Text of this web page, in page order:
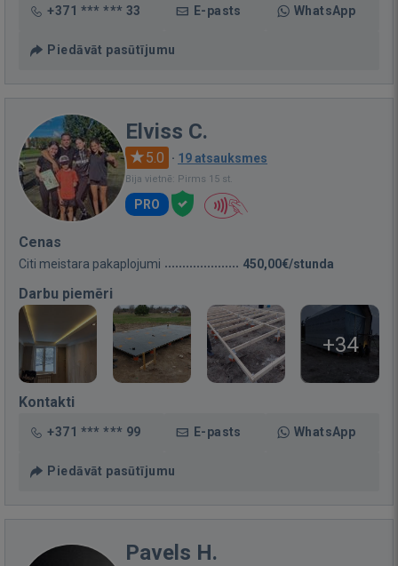
+371 *** *** 33 E-pasts WhatsApp
Piedāvāt pasūtījumu
Elviss C.
5.0 · 19 atsauksmes
Bija vietnē: Pirms 15 st.
PRO
Cenas
Citi meistara pakaplojumi 450,00€/stunda
Darbu piemēri
+34
Kontakti
+371 *** *** 99 E-pasts WhatsApp
Piedāvāt pasūtījumu
Pavels H.